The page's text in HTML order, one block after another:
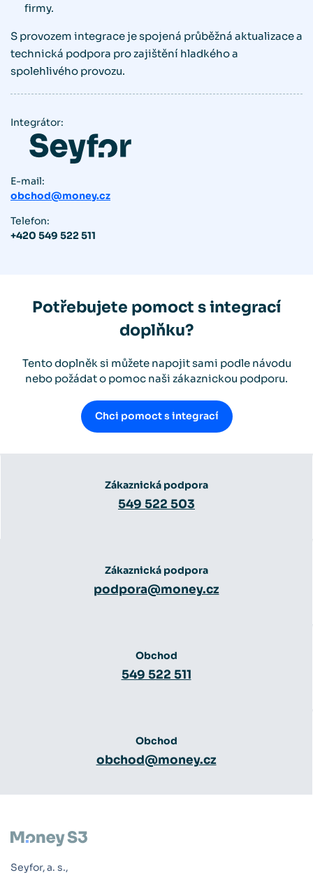
firmy.
S provozem integrace je spojená průběžná aktualizace a
technická podpora pro zajištění hladkého a
spolehlivého provozu.
Integrátor:
E-mail:
obchod@money.cz
Telefon:
+420 549 522 511
Potřebujete pomoct s integrací
doplňku?
Tento doplněk si můžete napojit sami podle návodu
nebo požádat o pomoc naši zákaznickou podporu.
Chci pomoct s integrací
Zákaznická podpora
549 522 503
Zákaznická podpora
podpora@money.cz
Obchod
549 522 511
Obchod
obchod@money.cz
Seyfor, a. s.,